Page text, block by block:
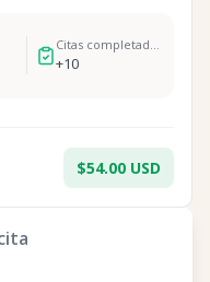
Citas completadas
+10
$54.00 USD